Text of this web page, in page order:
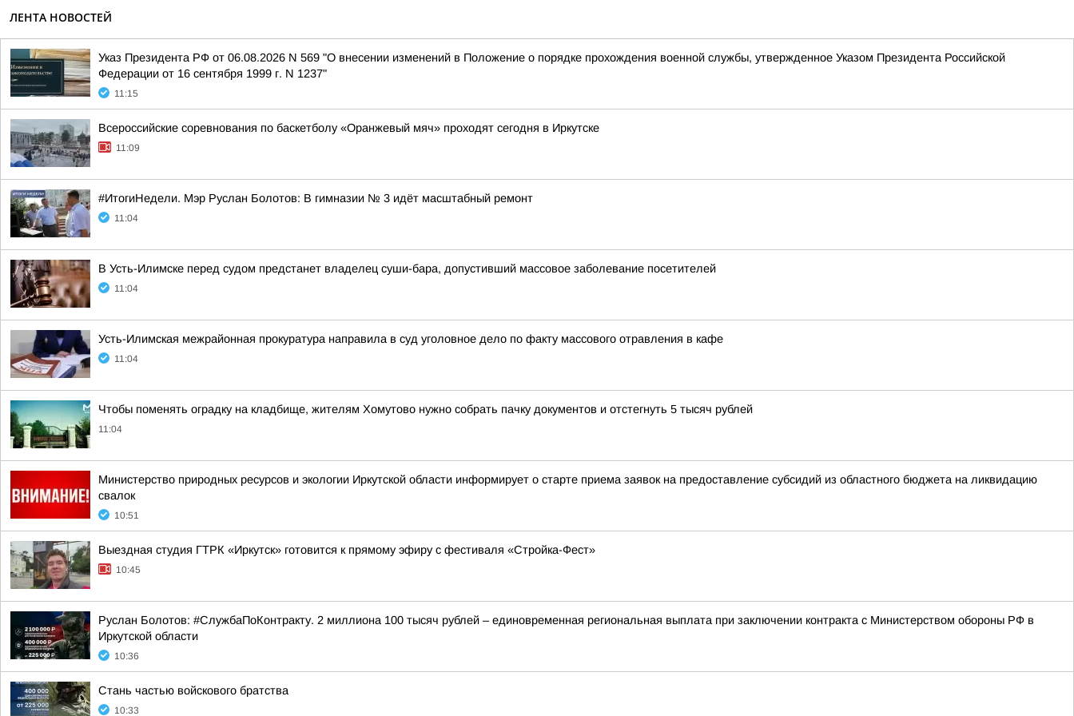
ЛЕНТА НОВОСТЕЙ
Указ Президента РФ от 06.08.2026 N 569 "О внесении изменений в Положение о порядке прохождения военной службы, утвержденное Указом Президента Российской
Федерации от 16 сентября 1999 г. N 1237"
11:15
Всероссийские соревнования по баскетболу «Оранжевый мяч» проходят сегодня в Иркутске
11:09
#ИтогиНедели. Мэр Руслан Болотов: В гимназии № 3 идёт масштабный ремонт
11:04
В Усть-Илимске перед судом предстанет владелец суши-бара, допустивший массовое заболевание посетителей
11:04
Усть-Илимская межрайонная прокуратура направила в суд уголовное дело по факту массового отравления в кафе
11:04
Чтобы поменять оградку на кладбище, жителям Хомутово нужно собрать пачку документов и отстегнуть 5 тысяч рублей
11:04
Министерство природных ресурсов и экологии Иркутской области информирует о старте приема заявок на предоставление субсидий из областного бюджета на ликвидацию
свалок
10:51
Выездная студия ГТРК «Иркутск» готовится к прямому эфиру с фестиваля «Стройка-Фест»
10:45
Руслан Болотов: #СлужбаПоКонтракту. 2 миллиона 100 тысяч рублей – единовременная региональная выплата при заключении контракта с Министерством обороны РФ в
Иркутской области
10:36
Стань частью войскового братства
10:33